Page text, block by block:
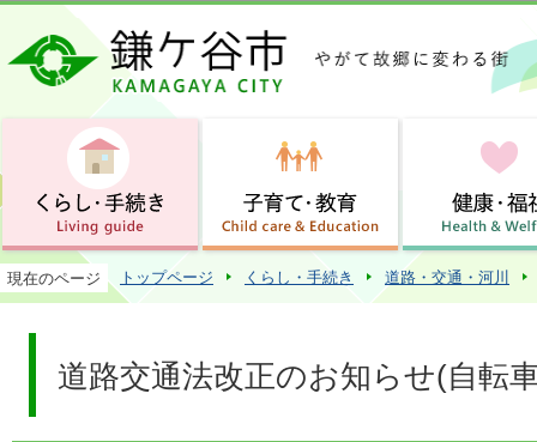
この
現在のページ トップページ くらし・手続き 道路・交通・河川
道路交通法改正のお知らせ(自転